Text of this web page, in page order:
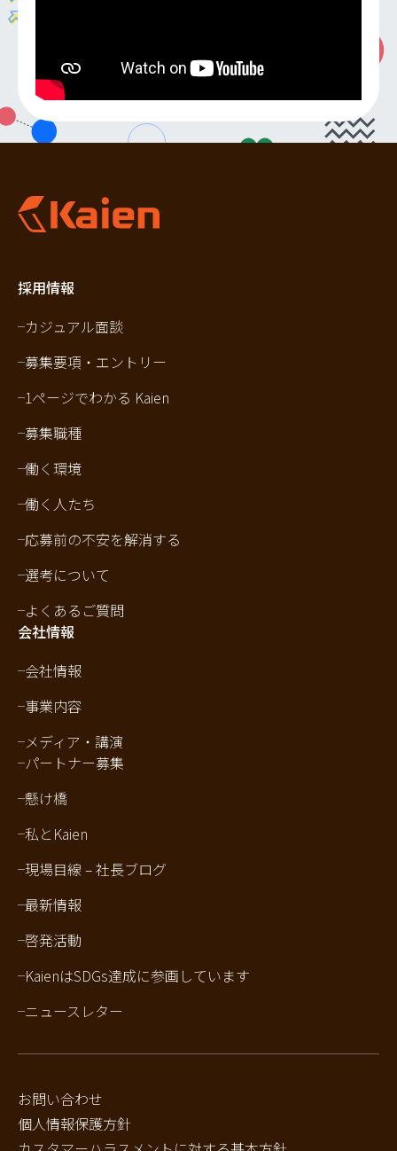
採用情報
カジュアル面談
募集要項・エントリー
1ページでわかる Kaien
募集職種
働く環境
働く人たち
応募前の不安を解消する
選考について
よくあるご質問
会社情報
会社情報
事業内容
メディア・講演
パートナー募集
懸け橋
私とKaien
現場目線 – 社長ブログ
最新情報
啓発活動
KaienはSDGs達成に参画しています
ニュースレター
お問い合わせ
個人情報保護方針